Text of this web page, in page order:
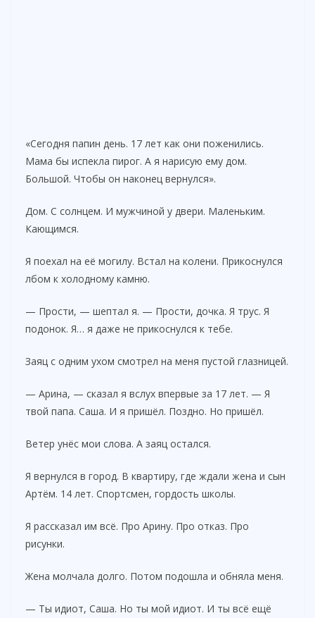
«Сегодня папин день. 17 лет как они поженились.
Мама бы испекла пирог. А я нарисую ему дом.
Большой. Чтобы он наконец вернулся».
Дом. С солнцем. И мужчиной у двери. Маленьким.
Кающимся.
Я поехал на её могилу. Встал на колени. Прикоснулся
лбом к холодному камню.
— Прости, — шептал я. — Прости, дочка. Я трус. Я
подонок. Я… я даже не прикоснулся к тебе.
Заяц с одним ухом смотрел на меня пустой глазницей.
— Арина, — сказал я вслух впервые за 17 лет. — Я
твой папа. Саша. И я пришёл. Поздно. Но пришёл.
Ветер унёс мои слова. А заяц остался.
Я вернулся в город. В квартиру, где ждали жена и сын
Артём. 14 лет. Спортсмен, гордость школы.
Я рассказал им всё. Про Арину. Про отказ. Про
рисунки.
Жена молчала долго. Потом подошла и обняла меня.
— Ты идиот, Саша. Но ты мой идиот. И ты всё ещё